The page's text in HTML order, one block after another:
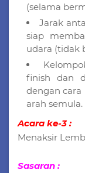
(selama
Jarak
siap
udara (tidak
finish dan
dengan
arah semula.
Acara ke-3 :
Menaksir
Sasaran :